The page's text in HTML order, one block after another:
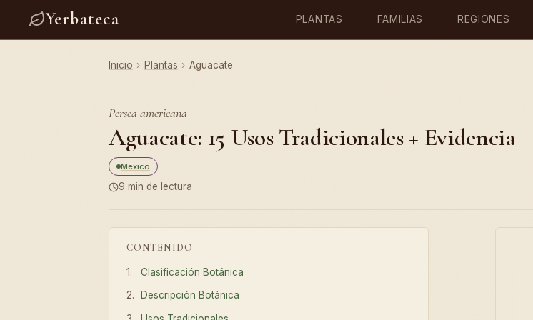
Yerbateca PLANTAS FAMILIAS REGIONES
Inicio › Plantas › Aguacate
Persea americana
Aguacate: 15 Usos Tradicionales + Evidencia
México
9 min de lectura
CONTENIDO
Clasificación Botánica
Descripción Botánica